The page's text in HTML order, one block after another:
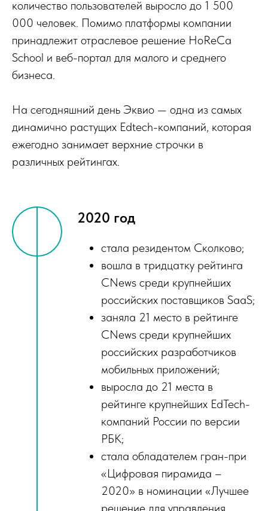
количество пользователей выросло до 1 500
000 человек. Помимо платформы компании
принадлежит отраслевое решение HoReCa
School и веб-портал для малого и среднего
бизнеса.
На сегодняшний день Эквио — одна из самых
динамично растущих Edtech-компаний, которая
ежегодно занимает верхние строчки в
различных рейтингах.
2020 год
стала резидентом Сколково;
вошла в тридцатку рейтинга
CNews среди крупнейших
российских поставщиков SaaS;
заняла 21 место в рейтинге
CNews среди крупнейших
российских разработчиков
мобильных приложений;
выросла до 21 места в
рейтинге крупнейших EdTech-
компаний России по версии
РБК;
стала обладателем гран-при
«Цифровая пирамида –
2020» в номинации «Лучшее
решение для управления